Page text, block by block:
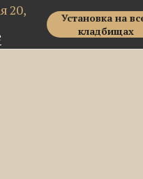
20,
Установка на
кладбищах